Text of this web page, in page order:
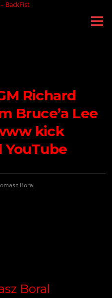
Menu
Richard
Bruce’a Lee
kick
Boral
Boral